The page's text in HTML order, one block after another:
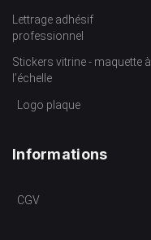
Lettrage adhésif
professionnel
Stickers vitrine - maquette à
l’échelle
Logo plaque
Informations
CGV